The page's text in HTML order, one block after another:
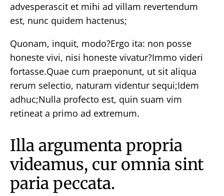
advesperascit et mihi ad villam revertendum
est, nunc quidem hactenus;
Quonam, inquit, modo?Ergo ita: non posse
honeste vivi, nisi honeste vivatur?Immo videri
fortasse.Quae cum praeponunt, ut sit aliqua
rerum selectio, naturam videntur sequi;Idem
adhuc;Nulla profecto est, quin suam vim
retineat a primo ad extremum.
Illa argumenta propria
videamus, cur omnia sint
paria peccata.